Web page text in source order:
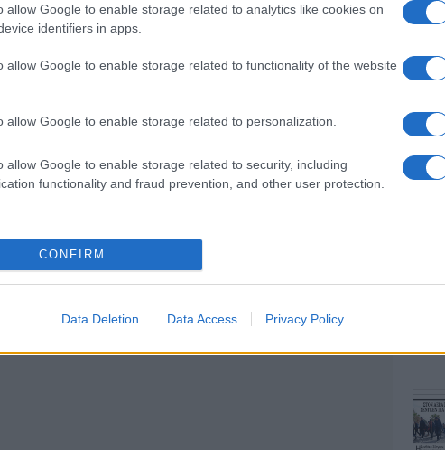
allow Google to enable storage related to analytics like cookies on
identifiers in apps.
allow Google to enable storage related to functionality of the website
allow Google to enable storage related to personalization.
allow Google to enable storage related to security, including
functionality and fraud prevention, and other user protection.
CONFIRM
Data Deletion Data Access Privacy Policy
, ΑΝΤ1 , ΤΑΣΟΣ ΜΙΧΑΛΑΚΗΣ